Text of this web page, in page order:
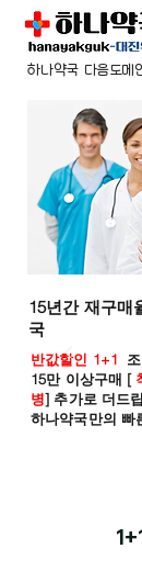
하나약국 다음도메
15년간 재구
국
반값할인 1+1
15만 이상구매 [
병] 추가로 더드
하나약국만의 빠